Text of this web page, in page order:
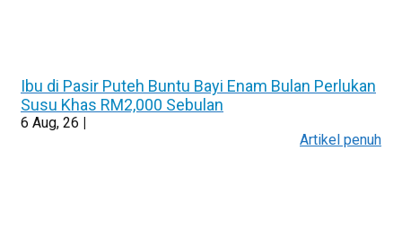
Ibu di Pasir Puteh Buntu Bayi Enam Bulan Perlukan
Susu Khas RM2,000 Sebulan
6 Aug, 26 |
Artikel penuh